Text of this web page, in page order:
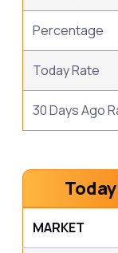
Percentage
Today Rate
30 Days Ago
MARKET